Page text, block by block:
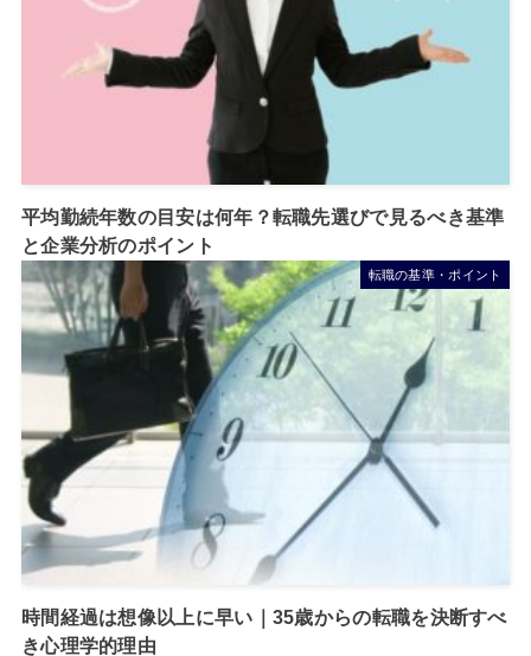
平均勤続年数の目安は何年？転職先選びで見るべき基準
と企業分析のポイント
転職の基準・ポイント
時間経過は想像以上に早い｜35歳からの転職を決断すべ
き心理学的理由